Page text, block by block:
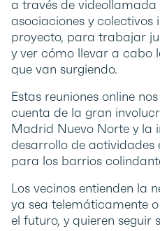
a través de videollamada
asociaciones y colectivos
proyecto, para trabajar
y ver cómo llevar a cabo
que van surgiendo.
Estas reuniones online
cuenta de la gran
Madrid Nuevo Norte y la
desarrollo de actividades
para los barrios
Los vecinos entienden la
ya sea telemáticamente
el futuro, y quieren seguir